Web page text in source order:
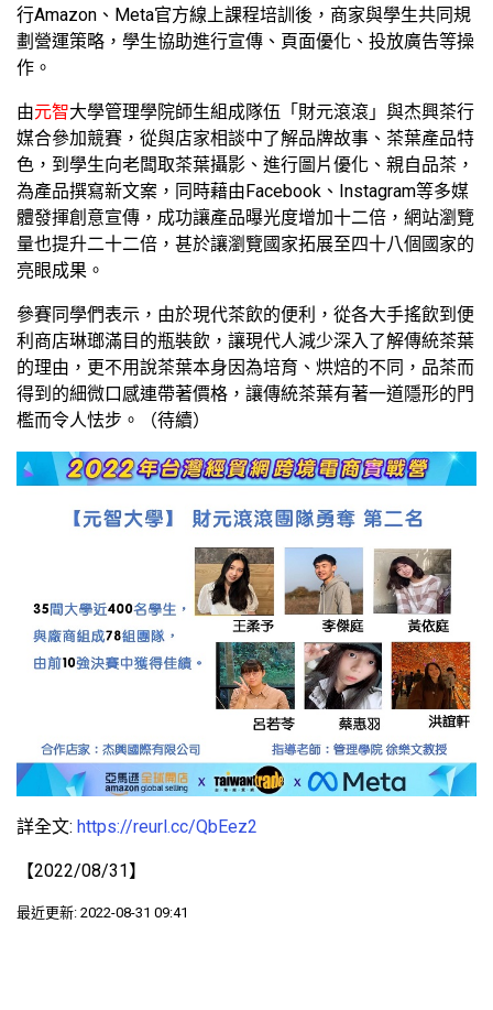
行Amazon、Meta官方線上課程培訓後，商家與學生共同規
劃營運策略，學生協助進行宣傳、頁面優化、投放廣告等操
作。
由元智大學管理學院師生組成隊伍「財元滾滾」與杰興茶行
媒合參加競賽，從與店家相談中了解品牌故事、茶葉產品特
色，到學生向老闆取茶葉攝影、進行圖片優化、親自品茶，
為產品撰寫新文案，同時藉由Facebook、Instagram等多媒
體發揮創意宣傳，成功讓產品曝光度增加十二倍，網站瀏覽
量也提升二十二倍，甚於讓瀏覽國家拓展至四十八個國家的
亮眼成果。
參賽同學們表示，由於現代茶飲的便利，從各大手搖飲到便
利商店琳瑯滿目的瓶裝飲，讓現代人減少深入了解傳統茶葉
的理由，更不用說茶葉本身因為培育、烘焙的不同，品茶而
得到的細微口感連帶著價格，讓傳統茶葉有著一道隱形的門
檻而令人怯步。（待續）
詳全文: https://reurl.cc/QbEez2
【2022/08/31】
最近更新: 2022-08-31 09:41